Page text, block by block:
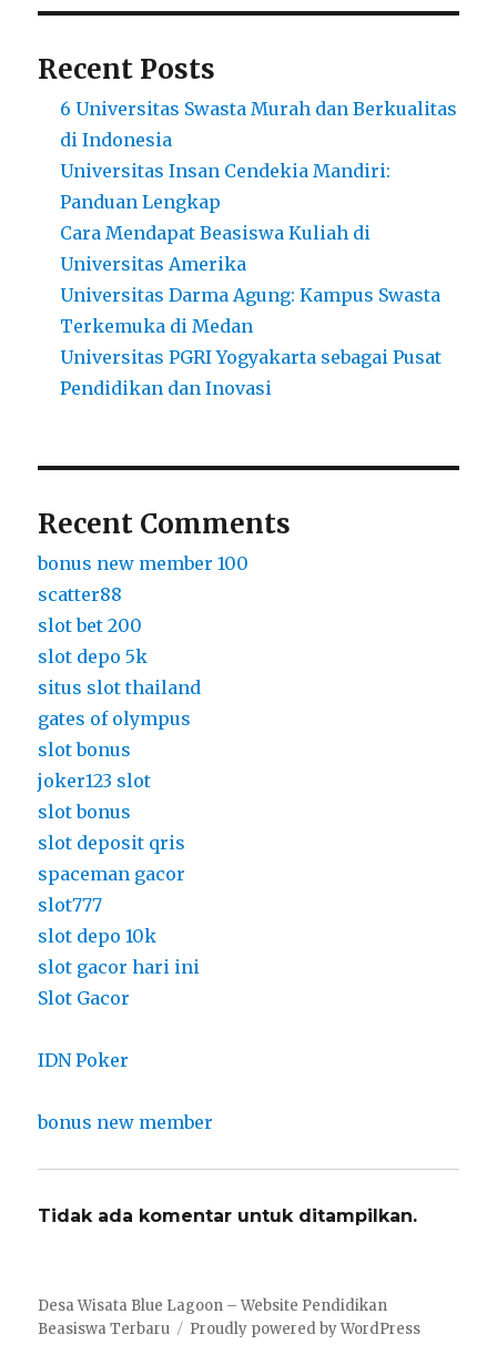
Recent Posts
6 Universitas Swasta Murah dan Berkualitas
di Indonesia
Universitas Insan Cendekia Mandiri:
Panduan Lengkap
Cara Mendapat Beasiswa Kuliah di
Universitas Amerika
Universitas Darma Agung: Kampus Swasta
Terkemuka di Medan
Universitas PGRI Yogyakarta sebagai Pusat
Pendidikan dan Inovasi
Recent Comments
bonus new member 100
scatter88
slot bet 200
slot depo 5k
situs slot thailand
gates of olympus
slot bonus
joker123 slot
slot bonus
slot deposit qris
spaceman gacor
slot777
slot depo 10k
slot gacor hari ini
Slot Gacor
IDN Poker
bonus new member
Tidak ada komentar untuk ditampilkan.
Desa Wisata Blue Lagoon – Website Pendidikan
Beasiswa Terbaru
Proudly powered by WordPress